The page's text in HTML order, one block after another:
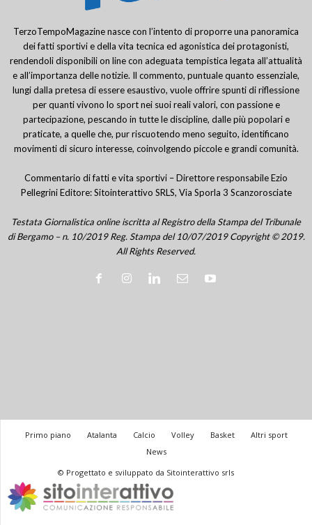
TerzoTempoMagazine nasce con l’intento di proporre una panoramica
dei fatti sportivi e della vita tecnica ed agonistica dei protagonisti,
rendendoli disponibili on line con adeguata tempistica legata all’attualità
e all’importanza delle notizie. Il commento, puntuale quanto essenziale,
lungi dalla pretesa di essere esaustivo, vuole offrire spunti di riflessione
per quanti vivono lo sport nei suoi reali valori, con passione e
partecipazione, pescando in tutte le discipline, dalle più popolari e
praticate, a quelle che, pur riscuotendo meno seguito, identificano
movimenti di sicuro interesse, coinvolgendo piccole e grandi comunità.
Commentario di fatti e vita sportivi – Direttore responsabile Ezio
Pellegrini Editore: Sitointerattivo SRLS, Via Sporla 3 Scanzorosciate
Testata Giornalistica online iscritta al Registro della Stampa del Tribunale
di Bergamo – n. 10/2019 Reg. Stampa del 10/07/2019 Copyright © 2019.
All Rights Reserved.
Primo piano Atalanta Calcio Volley Basket
Altri sport
News
© Progettato e sviluppato da Sitointerattivo srls